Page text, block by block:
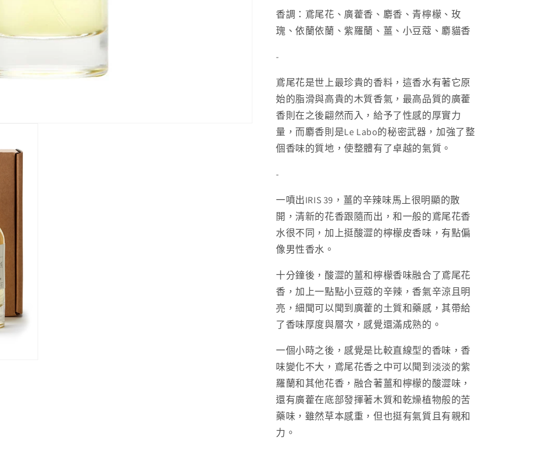
減
少
量
增
加
香調：鳶尾花、廣藿香、麝香、青檸檬、玫
瑰、依蘭依蘭、紫羅蘭、薑、小豆蔻、麝貓香
-
鳶尾花是世上最珍貴的香料，這香水有著它原
始的脂滑與高貴的木質香氣，最高品質的廣藿
香則在之後翩然而入，給予了性感的厚實力
量，而麝香則是Le Labo的秘密武器，加強了整
個香味的質地，使整體有了卓越的氣質。
-
一噴出IRIS 39 ，薑的辛辣味馬上很明顯的散
開，清新的花香跟隨而出，和一般的鳶尾花香
水很不同，加上挺酸澀的檸檬皮香味，有點偏
像男性香水。
十分鐘後，酸澀的薑和檸檬香味融合了鳶尾花
香，加上一點點小豆蔻的辛辣，香氣辛涼且明
亮，細聞可以聞到廣藿的土質和藥感，其帶給
了香味厚度與層次，感覺還滿成熟的。
一個小時之後，感覺是比較直線型的香味，香
味變化不大，鳶尾花香之中可以聞到淡淡的紫
羅蘭和其他花香，融合著薑和檸檬的酸澀味，
還有廣藿在底部發揮著木質和乾燥植物般的苦
藥味，雖然草本感重，但也挺有氣質且有親和
力。